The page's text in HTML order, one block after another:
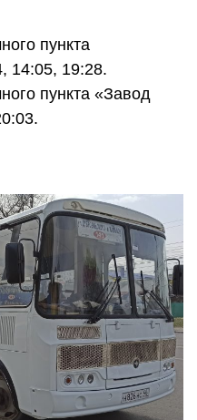
пункта
14:05, 19:28.
пункта «Завод